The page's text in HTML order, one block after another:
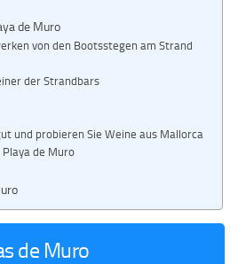
de Muro
von den Bootsstegen am Strand
der Strandbars
und probieren Sie Weine aus Mallorca
de Muro
de Muro